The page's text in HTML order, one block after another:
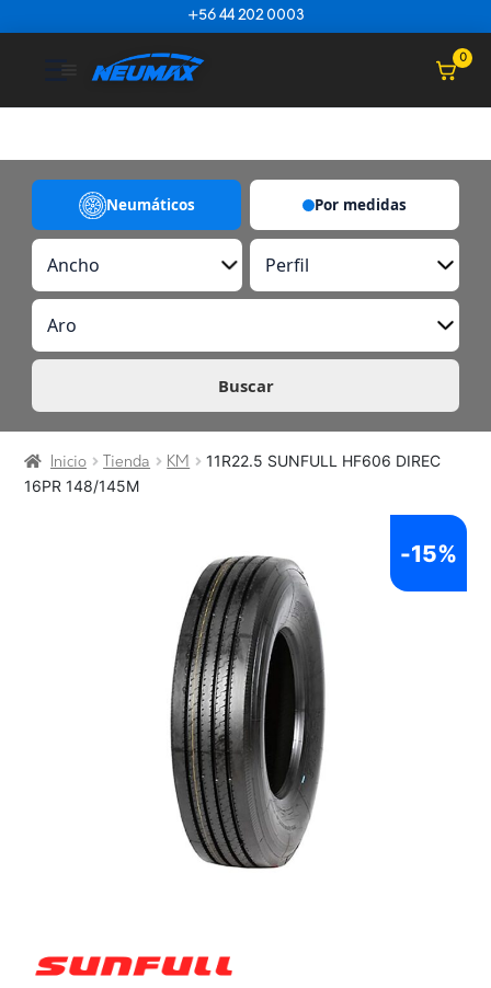
+56 44 202 0003
☰ 0
Neumáticos Por medidas
A
c
o
P
r
i
l
A
o
Buscar
Inicio Tienda KM
11R22.5 SUNFULL HF606 DIREC
16PR 148/145M
-15%